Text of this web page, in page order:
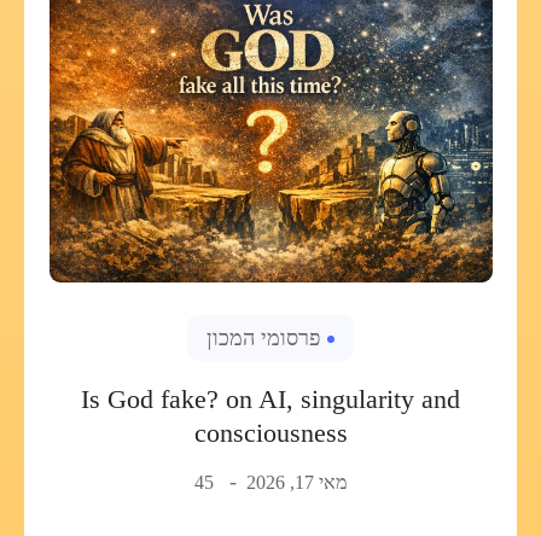
פרסומי המכון
Is God fake? on AI, singularity and
consciousness
מאי 17, 2026 45